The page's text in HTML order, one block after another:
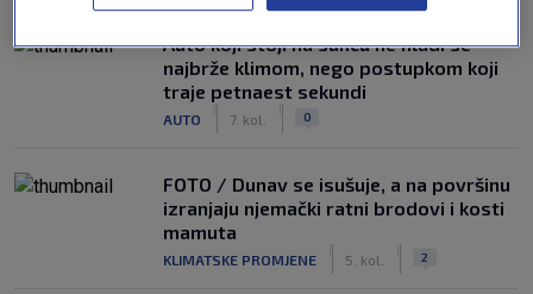
Auto koji stoji na suncu ne hladi se
najbrže klimom, nego postupkom koji
traje petnaest sekundi
AUTO 7. kol. 0
FOTO / Dunav se isušuje, a na površinu
izranjaju njemački ratni brodovi i kosti
mamuta
KLIMATSKE PROMJENE 5. kol. 2